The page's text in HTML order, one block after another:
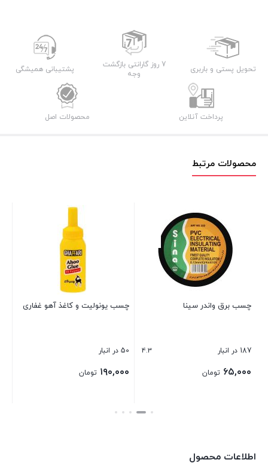
تحویل پستی و باربری
7 روز گارانتی بازگشت
وجه
پشتیبانی همیشگی
پرداخت آنلاین محصولات اصل
محصولات مرتبط
چسب برق واندر سینا
187 در انبار 4.3
۶۵,۰۰۰ تومان
چسب یونولیت و کاغذ آهو غفاری
50 در انبار
۱۹۰,۰۰۰ تومان
بستن
اطلاعات محصول